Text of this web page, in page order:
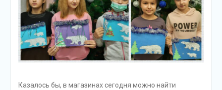
Казалось бы, в магазинах сегодня можно найти